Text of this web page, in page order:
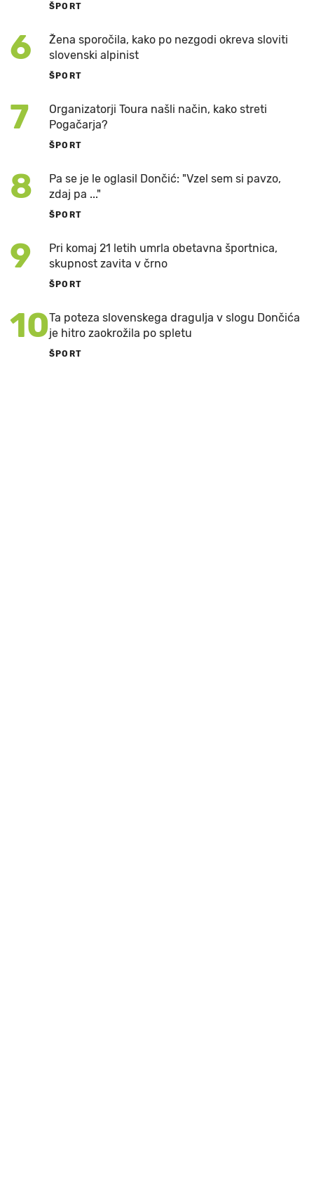
ŠPORT
6
Žena sporočila, kako po nezgodi okreva sloviti
slovenski alpinist
ŠPORT
7
Organizatorji Toura našli način, kako streti
Pogačarja?
ŠPORT
8
Pa se je le oglasil Dončić: "Vzel sem si pavzo,
zdaj pa ..."
ŠPORT
9
Pri komaj 21 letih umrla obetavna športnica,
skupnost zavita v črno
ŠPORT
10Ta poteza slovenskega dragulja v slogu Dončića
je hitro zaokrožila po spletu
ŠPORT